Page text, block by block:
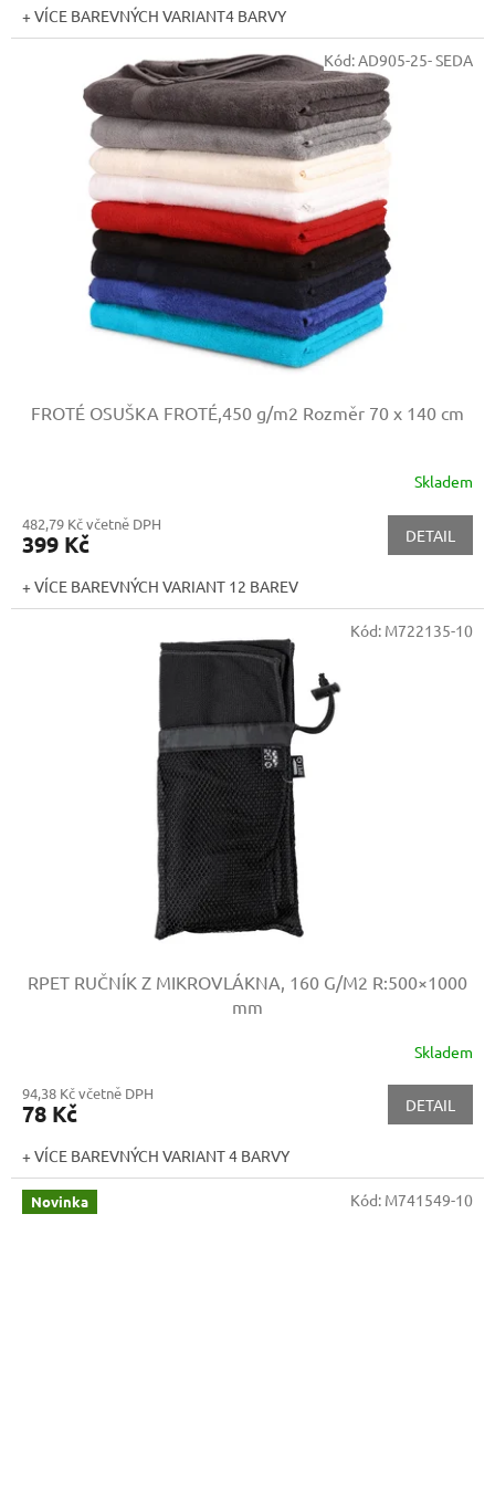
+ VÍCE BAREVNÝCH VARIANT4 BARVY
FROTÉ OSUŠKA FROTÉ,450 g/m2 Rozměr 70 x 140 cm
Skladem
482,79 Kč včetně DPH
399 Kč DETAIL
+ VÍCE BAREVNÝCH VARIANT 12 BAREV
Kód:AD905-25- SEDA
RPET RUČNÍK Z MIKROVLÁKNA, 160 G/M2 R:500×1000
mm
Skladem
94,38 Kč včetně DPH
78 Kč DETAIL
+ VÍCE BAREVNÝCH VARIANT 4 BARVY
Kód: M722135-10
Novinka Kód: M741549-10